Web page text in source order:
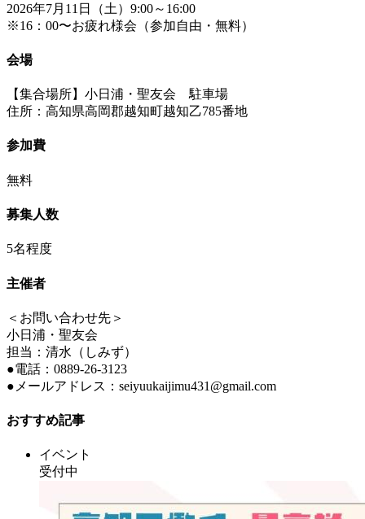
2026年7月11日（土）9:00～16:00
※16：00〜お疲れ様会（参加自由・無料）
会場
【集合場所】小日浦・聖友会 駐車場
住所：高知県高岡郡越知町越知乙785番地
参加費
無料
募集人数
5名程度
主催者
＜お問い合わせ先＞
小日浦・聖友会
担当：清水（しみず）
●電話：0889-26-3123
●メールアドレス：seiyuukaijimu431@gmail.com
おすすめ記事
イベント
受付中